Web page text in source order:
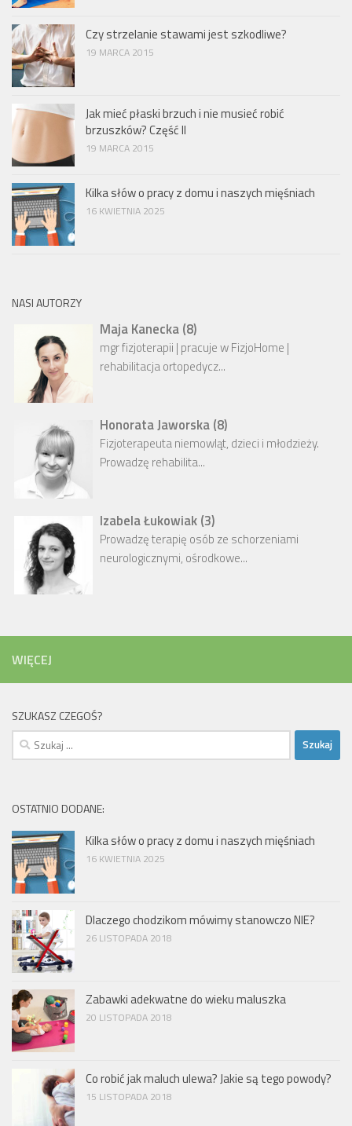
Czy strzelanie stawami jest szkodliwe?
19 MARCA 2015
Jak mieć płaski brzuch i nie musieć robić
brzuszków? Część II
19 MARCA 2015
Kilka słów o pracy z domu i naszych mięśniach
16 KWIETNIA 2025
NASI AUTORZY
Maja Kanecka (8)
mgr fizjoterapii | pracuje w FizjoHome |
rehabilitacja ortopedycz...
Honorata Jaworska (8)
Fizjoterapeuta niemowląt, dzieci i młodzieży.
Prowadzę rehabilita...
Izabela Łukowiak (3)
Prowadzę terapię osób ze schorzeniami
neurologicznymi, ośrodkowe...
WIĘCEJ
SZUKASZ CZEGOŚ?
Szukaj:
OSTATNIO DODANE:
Kilka słów o pracy z domu i naszych mięśniach
16 KWIETNIA 2025
Dlaczego chodzikom mówimy stanowczo NIE?
26 LISTOPADA 2018
Zabawki adekwatne do wieku maluszka
20 LISTOPADA 2018
Co robić jak maluch ulewa? Jakie są tego powody?
15 LISTOPADA 2018